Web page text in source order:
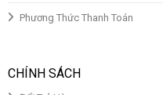
Phương Thức Thanh Toán
CHÍNH SÁCH